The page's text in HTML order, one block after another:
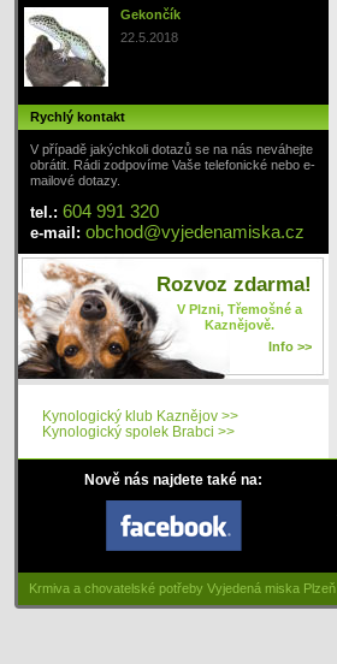
Gekončík
22.5.2018
Rychlý kontakt
V případě jakýchkoli dotazů se na nás neváhejte
obrátit. Rádi zodpovíme Vaše telefonické nebo e-
mailové dotazy.
tel.: 604 991 320
e-mail: obchod@vyjedenamiska.cz
Rozvoz zdarma!
V Plzni, Třemošné a
Kaznějově.
Info >>
Kynologický klub Kaznějov >>
Kynologický spolek Brabci >>
Nově nás najdete také na:
Krmiva a chovatelské potřeby Vyjedená miska Plzeň